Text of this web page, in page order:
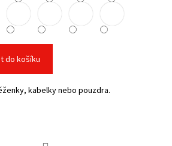
do košíku
kabelky nebo pouzdra.